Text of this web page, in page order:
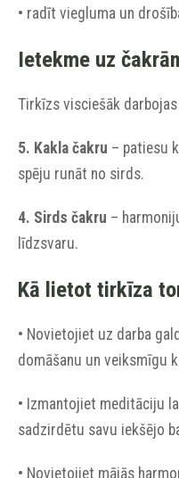
• radīt viegluma un
Ietekme uz
Tirkīzs visciešāk darbojas
5. Kakla čakru – patiesu
spēju runāt no sirds.
4. Sirds čakru –
līdzsvaru.
Kā lietot tirkīza
• Novietojiet uz darba
domāšanu un veiksmīgu
• Izmantojiet meditāciju
sadzirdētu savu iekšējo
• Novietojiet mājās